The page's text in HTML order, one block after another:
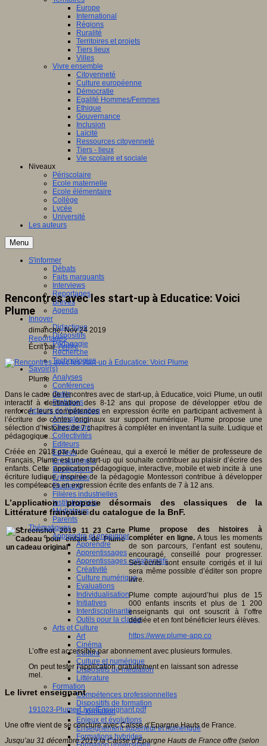
Europe
International
Régions
Ruralité
Territoires et projets
Tiers lieux
Villes
Vivre ensemble
Citoyenneté
Culture européenne
Démocratie
Egalité Hommes/Femmes
Ethique
Gouvernance
Inclusion
Laïcité
Ressources citoyenneté
Tiers - lieux
Vie scolaire et sociale
Niveaux
Périscolaire
Ecole maternelle
Ecole élémentaire
Collège
Lycée
Université
Les auteurs
Menu
S'informer
Débats
Faits marquants
Interviews
Reportages
Brèves
Agenda
Innover
Didactique
Dispositifs
Pédagogie
Recherche
Technologies
Savoir(s)
Analyses
Conférences
Outils
Pratiques
Acteurs de l'éducation
Animateurs
Chercheurs
Collectivités
Editeurs
EdTech
Encadrement
Enseignants
Entreprises
Etudiants
Filières industrielles
Institutionnels
Médiateurs
Parents
Thématiques
Apprendre et enseigner
Apprendre
Apprentissages
Apprentissages collaboratifs
Créativité
Culture numérique
Evaluations
Individualisation
Initiatives
Interdisciplinarité
Outils pour la classe
Arts et Culture
Art
Cinéma
Culture
Culture et numérique
Dispositifs de médiation
Littérature
Formation
Compétences professionnelles
Dispositifs de formation
E- formation
Enjeux et évolutions
Enseignement supérieur et numérique
Formations hybrides
Rencontres avec les start-up à Educatice: Voici
Plume
dimanche, Nov 24 2019
Reportages
Écrit parAn@é
Plume
Dans le cadre de rencontres avec de start-up, à Educatice, voici Plume, un outil
interactif à destination des 8-12 ans qui propose de développer et/ou de
renforcer leurs compétences en expression écrite en participant activement à
l’écriture de contes originaux sur support numérique. Plume propose une
sélection d’histoires de 7 chapitres à compléter en inventant la suite. Ludique et
pédagogique...
Créée en 2018 par Aude Guéneau, qui a exercé le métier de professeure de
Français, Plume est une start-up qui souhaite contribuer au plaisir d’écrire des
enfants. Cette application pédagogique, interactive, mobile et web incite à une
écriture ludique, inspirée de la pédagogie Montessori contribue à développer
les compétences en expression écrite des enfants de 7 à 12 ans.
L’application propose désormais des classiques de la
Littérature française du catalogue de la BnF.
Plume propose des histoires à
compléter en ligne. A tous les moments
de son parcours, l’enfant est soutenu,
encouragé, conseillé pour progresser.
Ses écrits sont ensuite corrigés et il lui
sera même possible d’éditer son propre
livre.
Plume compte aujourd’hui plus de 15
000 enfants inscrits et plus de 1 200
enseignants qui ont souscrit à l’offre
dédiée et en font bénéficier leurs élèves.
https://www.plume-app.co
L’offre est accessible par abonnement avec plusieurs formules.
On peut tester l'application gratuitement en laissant son adresse
mel.
Le livret enseignant
191023-Plume-LivretEnseignant.pdf
Une offre vient de se conclure avec Caisse d’Epargne Hauts de France.
Jusqu’au 31 décembre 2019 la Caisse d’Epargne Hauts de France offre (selon